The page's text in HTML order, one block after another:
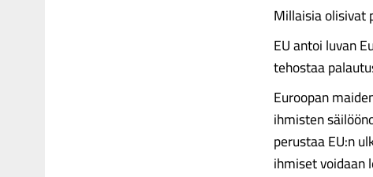
Millaisia olisivat
EU antoi luvan
tehostaa
Euroopan
ihmisten
perustaa EU:n
ihmiset